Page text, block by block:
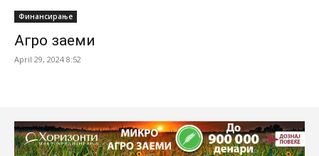
Финансирање
Агро заеми
April 29, 2024 8:52